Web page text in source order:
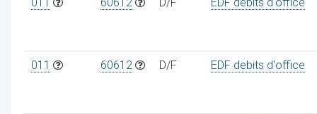
011 60612 D/F EDF debits d'office